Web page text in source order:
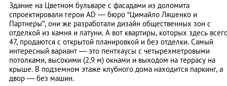
Здание на Цветном бульваре с фасадами из доломита
спроектировали герои AD — бюро “Цимайло Ляшенко и
Партнеры”, они же разработали дизайн общественных зон с
отделкой из камня и латуни. А вот квартиры, которых здесь
47, продаются с открытой планировкой и без отделки. Самый
интересный вариант — это пентхаусы с четырехметровыми
потолками, высокими (2,9 м) окнами и выходом на террасу на
крыше. В подземном этаже клубного дома находится паркинг, а
двор — без машин.